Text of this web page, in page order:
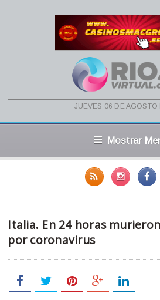
jueves 06 de agosto
Mostrar
Italia. En 24 horas
por coronavirus